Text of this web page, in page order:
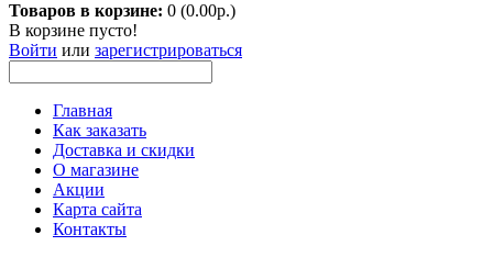
Товаров в корзине: 0 (0.00р.)
В корзине пусто!
Войти или зарегистрироваться
Главная
Как заказать
Доставка и скидки
О магазине
Акции
Карта сайта
Контакты